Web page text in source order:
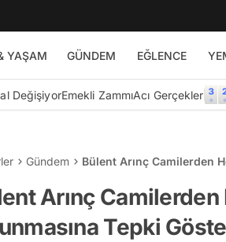
YAŞAM GÜNDEM EĞLENCE
DeğişiyorEmekli ZammıAcı Gerçekler
Gündem Bülent Arınç Camilerden
Arınç
Tepki